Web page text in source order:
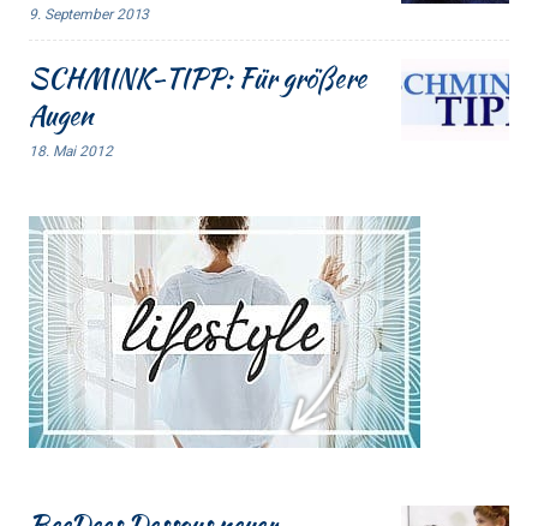
9. September 2013
SCHMINK-TIPP: Für größere
Augen
18. Mai 2012